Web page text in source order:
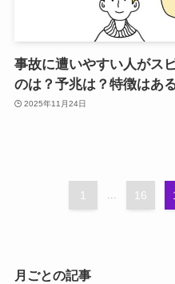
事故に遭いやすい人がス
のは？予兆は？特徴はあ
2025年11月24日
1 16
月ごとの記事